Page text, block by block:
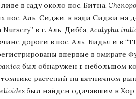
в саду около пос. Битна,
пос. Аль-Сиджи, в вади Сиджи на
Nursery” в г. Аль-Дибба, Acalypha
дороги в пос. Аль-Бидья и в
впервые в эмирате
был обнаружен в небольшом
растений на пятничном
был найден одичавшим в